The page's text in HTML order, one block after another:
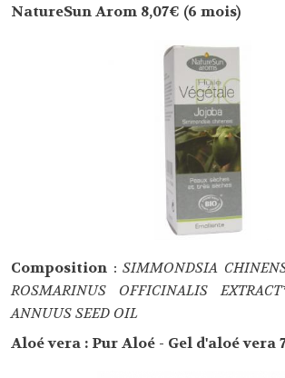
NatureSun Arom 8,07€ (6 mois)
Composition :SIMMONDSIA
ROSMARINUS OFFICINALIS
ANNUUS SEED OIL
Aloé vera : Pur Aloé - Gel d'aloé vera